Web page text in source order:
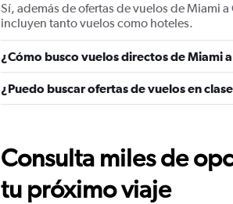
Sí, además de ofertas de vuelos de Miami
incluyen tanto vuelos como hoteles.
¿Cómo busco vuelos directos de Miami a
¿Puedo buscar ofertas de vuelos en
Consulta miles de
tu próximo viaje